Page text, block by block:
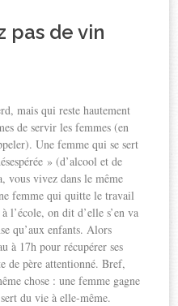
pas de vin
mais qui reste hautement
de servir les femmes (en
Une femme qui se sert
» (d’alcool et de
vous vivez dans le même
femme qui quitte le travail
l’école, on dit d’elle s’en va
qu’aux enfants. Alors
à 17h pour récupérer ses
de père attentionné. Bref,
chose : une femme gagne
du vie à elle-même.